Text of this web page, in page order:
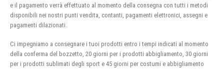
e il pagamento verrà effettuato al momento della consegna con tutti i metodi
disponibili nei nostri punti vendita, contanti, pagamenti elettronici, assegni e
pagamenti dilazionati.
Ci impegniamo a consegnare i tuoi prodotti entro i tempi indicati al momento
della conferma del bozzetto, 20 giorni per i prodotti abbigliamento, 30 giorni
per i prodotti sublimati degli sport e 45 giorni per costumi e abbigliamento